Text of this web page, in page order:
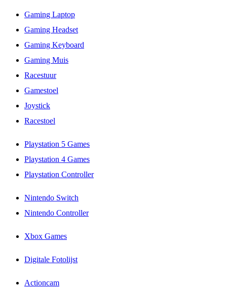
Gaming Laptop
Gaming Headset
Gaming Keyboard
Gaming Muis
Racestuur
Gamestoel
Joystick
Racestoel
Playstation 5 Games
Playstation 4 Games
Playstation Controller
Nintendo Switch
Nintendo Controller
Xbox Games
Digitale Fotolijst
Actioncam